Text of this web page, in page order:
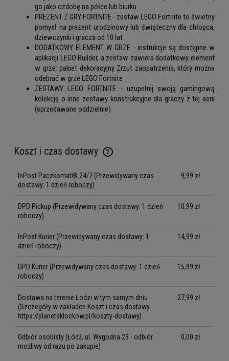
go jako ozdobę na półce lub biurku
PREZENT Z GRY FORTNITE - zestaw LEGO Fortnite to świetny
pomysł na prezent urodzinowy lub świąteczny dla chłopca,
dziewczynki i gracza od 10 lat
DODATKOWY ELEMENT W GRZE - instrukcje są dostępne w
aplikacji LEGO Builder, a zestaw zawiera dodatkowy element
w grze: pakiet dekoracyjny Zrzut zaopatrzenia, który można
odebrać w grze LEGO Fortnite
ZESTAWY LEGO FORTNITE - uzupełnij swoją gamingową
kolekcję o inne zestawy konstrukcyjne dla graczy z tej serii
(sprzedawane oddzielnie)
Koszt i czas dostawy
Cena nie zawiera ewentualnych kosztów płatności
InPost Paczkomat® 24/7 (Przewidywany czas
dostawy: 1 dzień roboczy)
9,99 zł
DPD Pickup (Przewidywany czas dostawy: 1 dzień
roboczy)
10,99 zł
InPost Kurier (Przewidywany czas dostawy: 1
dzień roboczy)
14,99 zł
DPD Kurier (Przewidywany czas dostawy: 1 dzień
roboczy)
15,99 zł
Dostawa na terenie Łodzi w tym samym dniu
(Szczegóły w zakładce Koszt i czas dostawy
https://planetaklockow.pl/koszty-dostawy)
27,99 zł
Odbiór osobisty (Łódź, ul. Wygodna 23 - odbiór
możliwy od razu po zakupie)
0,00 zł